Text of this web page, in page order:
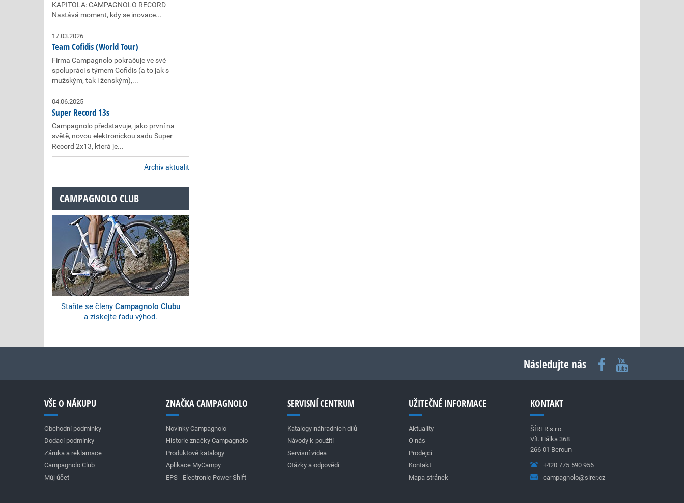
KAPITOLA: CAMPAGNOLO RECORD
Nastává moment, kdy se inovace...
17.03.2026
Team Cofidis (World Tour)
Firma Campagnolo pokračuje ve své
spolupráci s týmem Cofidis (a to jak s
mužským, tak i ženským),...
04.06.2025
Super Record 13s
Campagnolo představuje, jako první na
světě, novou elektronickou sadu Super
Record 2x13, která je...
Archiv aktualit
CAMPAGNOLO CLUB
Staňte se členy Campagnolo Clubu
a získejte řadu výhod.
Následujte nás
VŠE O NÁKUPU
Obchodní podmínky
Dodací podmínky
Záruka a reklamace
Campagnolo Club
Můj účet
ZNAČKA CAMPAGNOLO
Novinky Campagnolo
Historie značky Campagnolo
Produktové katalogy
Aplikace MyCampy
EPS - Electronic Power Shift
SERVISNÍ CENTRUM
Katalogy náhradních dílů
Návody k použití
Servisní videa
Otázky a odpovědi
UŽITEČNÉ INFORMACE
Aktuality
O nás
Prodejci
Kontakt
Mapa stránek
KONTAKT
ŠÍRER s.r.o.
Vít. Hálka 368
266 01 Beroun
+420 775 590 956
campagnolo@sirer.cz